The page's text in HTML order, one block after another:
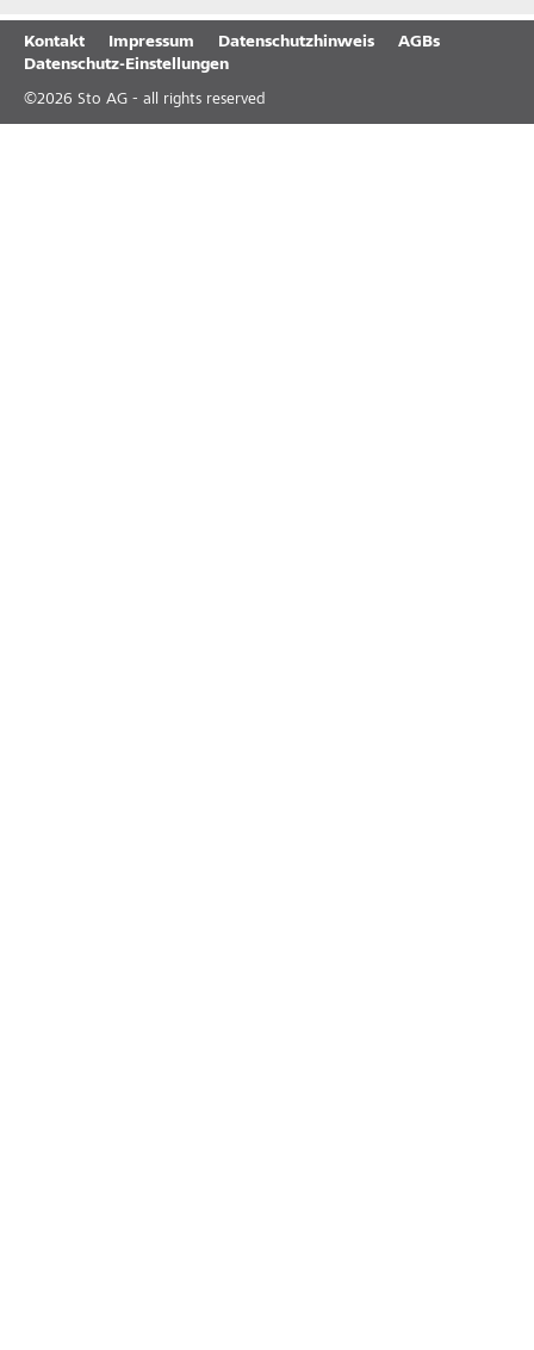
Kontakt Impressum Datenschutzhinweis
AGBs
Datenschutz-Einstellungen
©2026 Sto AG - all rights reserved